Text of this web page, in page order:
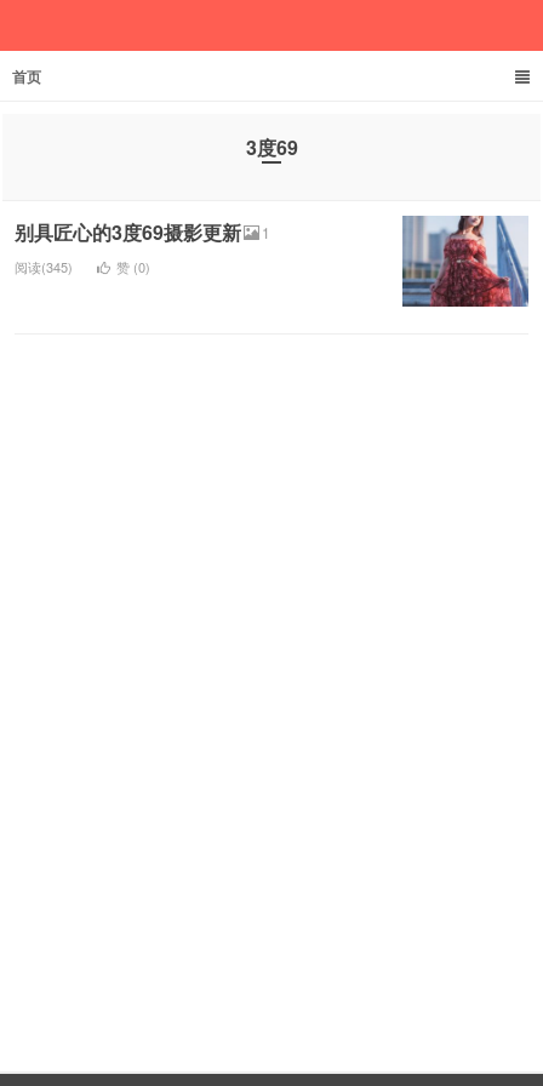
首页
3度69
别具匠心的3度69摄影更新 1
阅读(345) 赞 (0)